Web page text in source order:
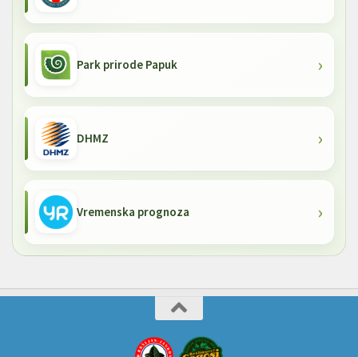
Park prirode Papuk
DHMZ
Vremenska prognoza